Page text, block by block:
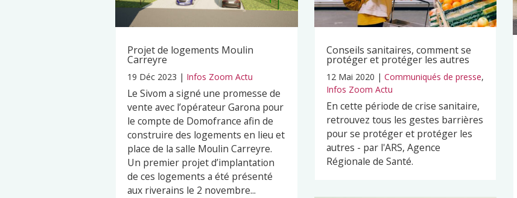
Projet de logements Moulin
Carreyre
19 Déc 2023 | Infos Zoom Actu
Le Sivom a signé une promesse de
vente avec l’opérateur Garona pour
le compte de Domofrance afin de
construire des logements en lieu et
place de la salle Moulin Carreyre.
Un premier projet d’implantation
de ces logements a été présenté
aux riverains le 2 novembre...
Conseils sanitaires, comment se
protéger et protéger les autres
12 Mai 2020 | Communiqués de presse,
Infos Zoom Actu
En cette période de crise sanitaire,
retrouvez tous les gestes barrières
pour se protéger et protéger les
autres - par l'ARS, Agence
Régionale de Santé.